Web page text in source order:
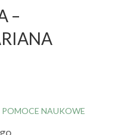
–
POMOCE NAUKOWE